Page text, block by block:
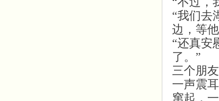
“我们去
边，等
“还真安
了。”
三个朋
一声震
窜起，